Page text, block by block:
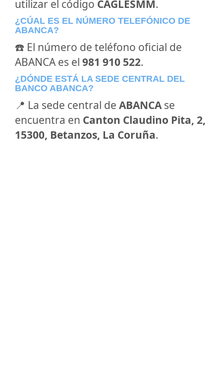
utilizar el código CAGLESMM.
¿CÚAL ES EL NÚMERO TELEFÓNICO DE
ABANCA?
☎️ El número de teléfono oficial de
ABANCA es el 981 910 522.
¿DÓNDE ESTÁ LA SEDE CENTRAL DEL
BANCO ABANCA?
📍 La sede central de ABANCAse
encuentra en Canton Claudino Pita, 2,
15300, Betanzos, La Coruña.